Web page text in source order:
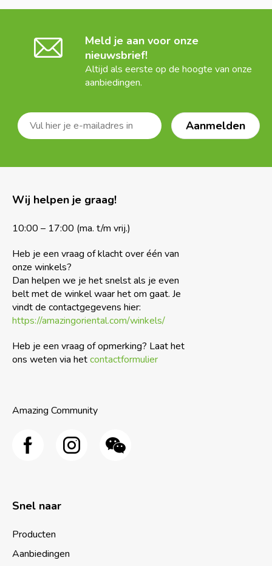
Meld je aan voor onze
nieuwsbrief!
Altijd als eerste op de hoogte van onze
aanbiedingen.
Wij helpen je graag!
10:00 – 17:00 (ma. t/m vrij.)
Heb je een vraag of klacht over één van
onze winkels?
Dan helpen we je het snelst als je even
belt met de winkel waar het om gaat. Je
vindt de contactgegevens hier:
https://amazingoriental.com/winkels/
Heb je een vraag of opmerking? Laat het
ons weten via hetcontactformulier
Amazing Community
Snel naar
Producten
Aanbiedingen